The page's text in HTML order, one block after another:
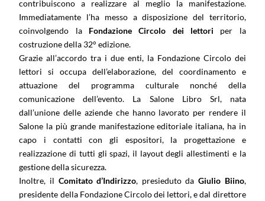
contribuiscono a realizzare al meglio la manifestazione.
Immediatamente l’ha messo a disposizione del territorio,
coinvolgendo la Fondazione Circolo dei lettori per la
costruzione della 32° edizione.
Grazie all’accordo tra i due enti, la Fondazione Circolo dei
lettori si occupa dell’elaborazione, del coordinamento e
attuazione del programma culturale nonché della
comunicazione dell’evento. La Salone Libro Srl, nata
dall’unione delle aziende che hanno lavorato per rendere il
Salone la più grande manifestazione editoriale italiana, ha in
capo i contatti con gli espositori, la progettazione e
realizzazione di tutti gli spazi, il layout degli allestimenti e la
gestione della sicurezza.
Inoltre, il Comitato d’Indirizzo, presieduto daGiulio Biino,
presidente della Fondazione Circolo dei lettori, e dal direttore